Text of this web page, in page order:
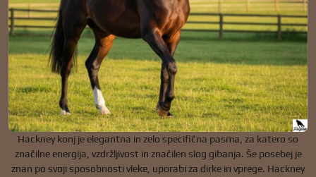
Hackney konj je elegantna in zelo specifična pasma, za katero so
značilne energija, vzdržljivost in značilen slog gibanja. Še posebej je
znan po svoji sposobnosti vleke, uporabi za dirke in vprege. Hackney